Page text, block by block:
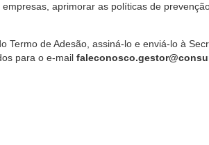
aprimorar as políticas de
de Adesão, assiná-lo e enviá-lo à
para o e-mail